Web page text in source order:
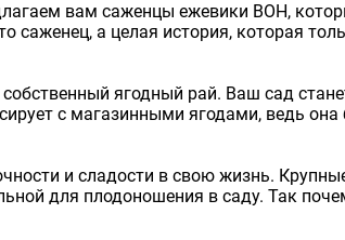
вам саженцы ежевики ВОН,
а целая история, которая
собственный ягодный рай. Ваш сад
с магазинными ягодами, ведь она
и сладости в свою жизнь.
для плодоношения в саду. Так